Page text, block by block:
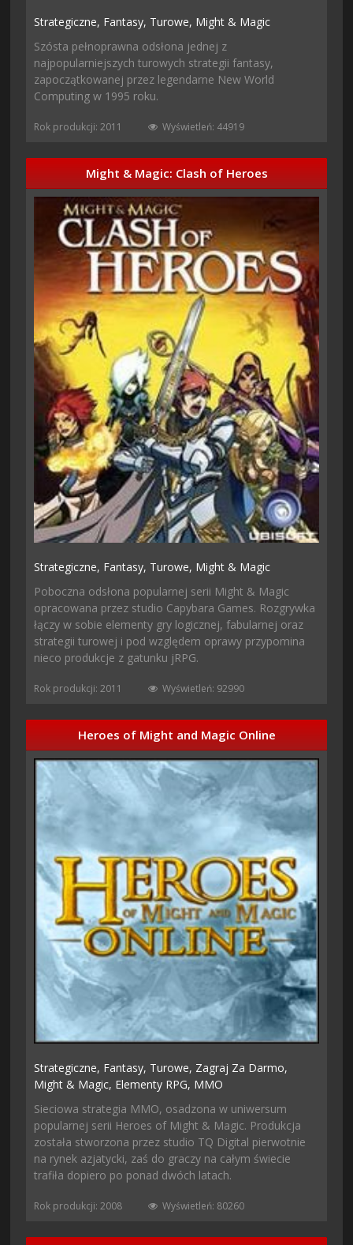
Strategiczne, Fantasy, Turowe, Might & Magic
Szósta pełnoprawna odsłona jednej z
najpopularniejszych turowych strategii fantasy,
zapoczątkowanej przez legendarne New World
Computing w 1995 roku.
Rok produkcji: 2011 Wyświetleń: 44919
Might & Magic: Clash of Heroes
Strategiczne, Fantasy, Turowe, Might & Magic
Poboczna odsłona popularnej serii Might & Magic
opracowana przez studio Capybara Games. Rozgrywka
łączy w sobie elementy gry logicznej, fabularnej oraz
strategii turowej i pod względem oprawy przypomina
nieco produkcje z gatunku jRPG.
Rok produkcji: 2011 Wyświetleń: 92990
Heroes of Might and Magic Online
Strategiczne, Fantasy, Turowe, Zagraj Za Darmo,
Might & Magic, Elementy RPG, MMO
Sieciowa strategia MMO, osadzona w uniwersum
popularnej serii Heroes of Might & Magic. Produkcja
została stworzona przez studio TQ Digital pierwotnie
na rynek azjatycki, zaś do graczy na całym świecie
trafiła dopiero po ponad dwóch latach.
Rok produkcji: 2008 Wyświetleń: 80260